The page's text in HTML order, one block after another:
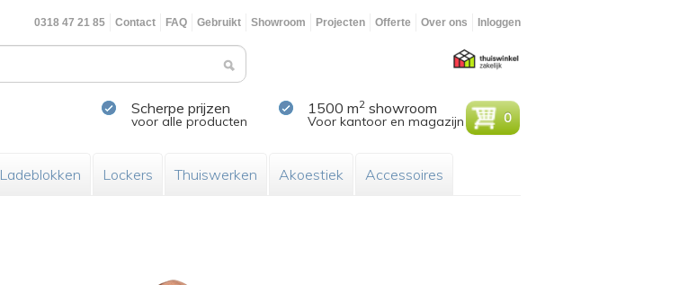
0318 47 21 85 Contact FAQ Gebruikt Showroom Projecten Offerte Over ons Inloggen
Scherpe prijzen
voor alle producten
1500 m2 showroom
Voor kantoor en magazijn 0
Ladeblokken Lockers Thuiswerken Akoestiek Accessoires